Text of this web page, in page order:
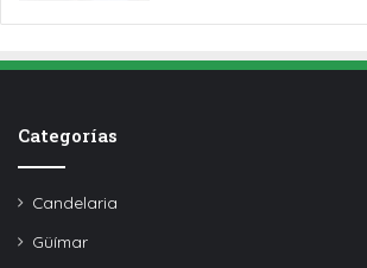
Categorías
Candelaria
Güímar